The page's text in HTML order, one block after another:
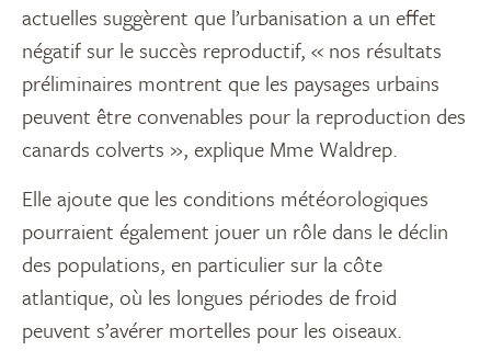
actuelles suggèrent que l’urbanisation a un effet
négatif sur le succès reproductif, « nos résultats
préliminaires montrent que les paysages urbains
peuvent être convenables pour la reproduction des
canards colverts », explique Mme Waldrep.
Elle ajoute que les conditions météorologiques
pourraient également jouer un rôle dans le déclin
des populations, en particulier sur la côte
atlantique, où les longues périodes de froid
peuvent s’avérer mortelles pour les oiseaux.